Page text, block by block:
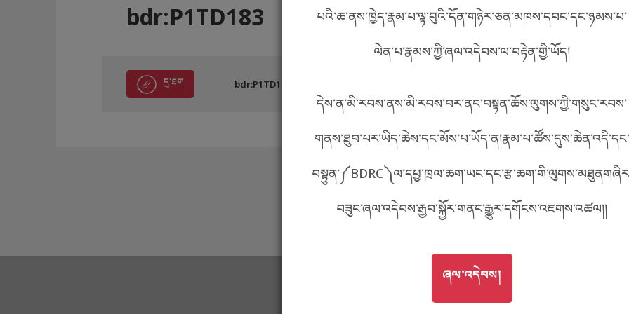
བོད་ཡིག
English
ភាសាខ្មែរ
པའི་ཆ་ནས་ཁྱེད་རྣམ་པ་ལྟ་བུའི་དོན་གཉེར་ཅན་མཁས་དབང་དང་ཉམས་པ་
ལེན་པ་རྣམས་ཀྱི་ཞལ་འདེབས་ལ་བརྟེན་གྱི་ཡོད།
དེས་ན་མི་རབས་ནས་མི་རབས་བར་ནང་བསྟན་ཆོས་ལུགས་ཀྱི་གསུང་རབས་
གནས་ཐུབ་པར་ཡིད་ཆེས་དང་མོས་པ་ཡོད་ན།རྣམ་པ་ཚོས་དུས་ཆེན་འདི་དང་
བཟུང་ཞལ་འདེབས་རྒྱབ་སྐྱོར་གནང་རྒྱུར་དགོངས་འཇགས་འཚལ།།
GO TOཞལ་འདེབས།
ཞལ་འདེབས།
bdr:P1TD183
དྲ་ཐག bdr:P1TD183